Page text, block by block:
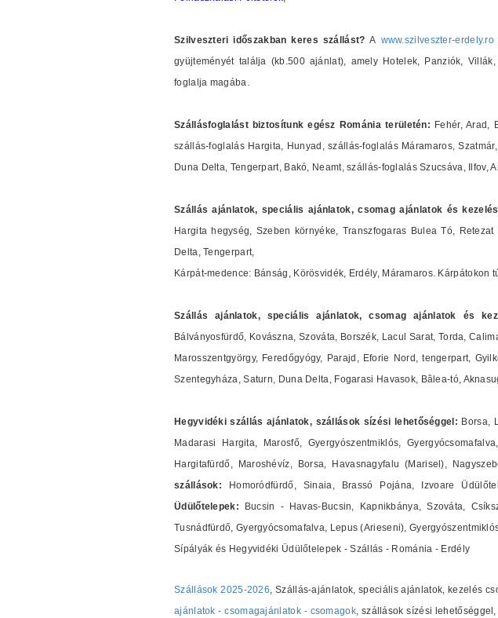
Szilveszteri időszakban keres szállást? A www.szilveszter-erdely.ro
gyüjteményét találja (kb.500 ajánlat), amely Hotelek, Panziók,
foglalja magába.
Szállásfoglalást biztosítunk egész Románia területén: Fehér, Arad,
szállás-foglalás Hargita, Hunyad, szállás-foglalás Máramaros,
Duna Delta, Tengerpart, Bakó, Neamt, szállás-foglalás Szucsáva, Ilfov,
Szállás ajánlatok, speciális ajánlatok, csomag ajánlatok és
Hargita hegység, Szeben környéke, Transzfogaras Bulea Tó,
Delta, Tengerpart,
Kárpát-medence: Bánság, Körösvidék, Erdély, Máramaros.
Szállás ajánlatok, speciális ajánlatok, csomag ajánlatok és
Bálványosfürdő, Kovászna, Szováta, Borszék, Lacul Sarat, Torda,
Marosszentgyörgy, Feredőgyógy, Parajd, Eforie Nord, tengerpart,
Szentegyháza, Saturn, Duna Delta, Fogarasi Havasok, Bâlea-tó,
Hegyvidéki szállás ajánlatok, szállások sízési lehetőséggel: Borsa,
Madarasi Hargita, Marosfő, Gyergyószentmiklós,
Hargitafürdő, Maroshévíz, Borsa, Havasnagyfalu (Marisel),
szállások:
Homoródfürdő, Sinaia, Brassó Pojána, Izvoare
Üdülőtelepek:
Bucsin - Havas-Bucsin, Kapnikbánya, Szováta,
Tusnádfürdő, Gyergyócsomafalva, Lepus (Arieseni),
Sípályák és Hegyvidéki Üdülőtelepek - Szállás - Románia - Erdély
Szállások 2025-2026, Szállás-ajánlatok, speciális ajánlatok, kezelés
ajánlatok - csomagajánlatok - csomagok, szállások sízési